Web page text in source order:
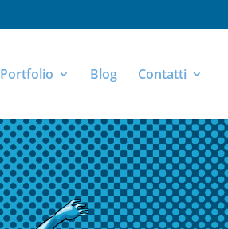
Portfolio Blog Contatti